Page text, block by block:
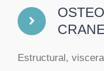
Estructural,